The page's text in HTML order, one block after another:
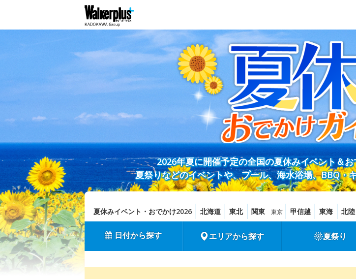
2026年夏に開催予定の全国の夏休みイベント＆
夏祭りなどのイベントや、プール、海水浴場、BBQ・
夏休みイベント・おでかけ2026 北海道 東北 関東 東京 甲信越 東海 北陸
日付から探す エリアから探す 夏祭り